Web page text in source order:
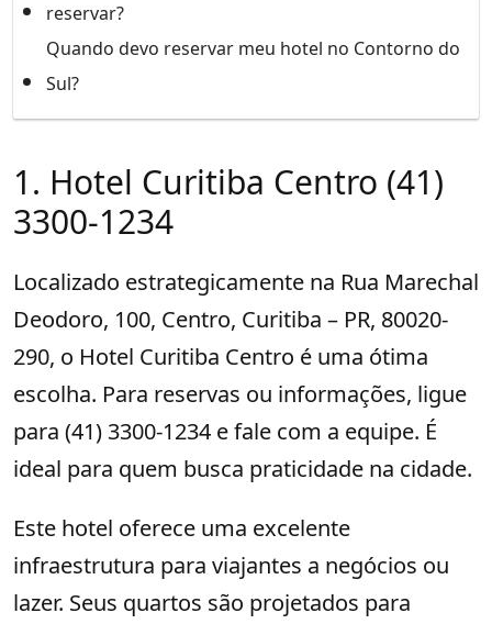
reservar?
Quando devo reservar meu hotel no Contorno do
Sul?
1. Hotel Curitiba Centro (41)
3300-1234
Localizado estrategicamente na Rua Marechal
Deodoro, 100, Centro, Curitiba – PR, 80020-
290, o Hotel Curitiba Centro é uma ótima
escolha. Para reservas ou informações, ligue
para (41) 3300-1234 e fale com a equipe. É
ideal para quem busca praticidade na cidade.
Este hotel oferece uma excelente
infraestrutura para viajantes a negócios ou
lazer. Seus quartos são projetados para